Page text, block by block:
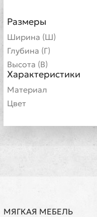
Размеры
Ширина (Ш)
Глубина (Г)
Высота (В)
Характеристики
Материал
Цвет
МЯГКАЯ МЕБЕЛЬ